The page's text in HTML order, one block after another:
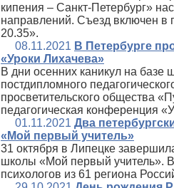
кипения – Санкт‑Петербург»
направлений. Съезд включен в
20.35».
08.11.2021 В Петербурге
«Уроки Лихачева»
В дни осенних каникул на
постдипломного
просветительского общества
педагогическая конференция
01.11.2021 Два
«Мой первый учитель»
31 октября в Липецке
школы «Мой первый учитель». В
психологов из 61 региона